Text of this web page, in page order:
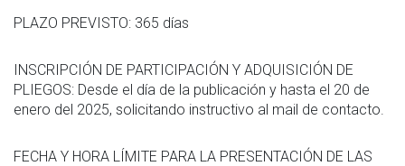
PLAZO PREVISTO: 365 días
INSCRIPCIÓN DE PARTICIPACIÓN Y ADQUISICIÓN DE
PLIEGOS: Desde el día de la publicación y hasta el 20 de
enero del 2025, solicitando instructivo al mail de contacto.
FECHA Y HORA LÍMITE PARA LA PRESENTACIÓN DE LAS